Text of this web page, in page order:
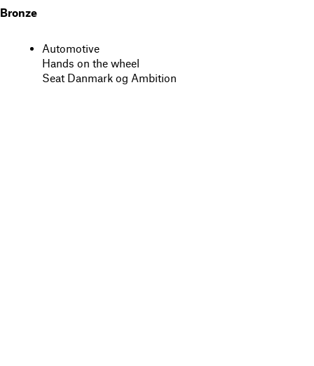
Bronze
Automotive
Hands on the wheel
Seat Danmark og Ambition